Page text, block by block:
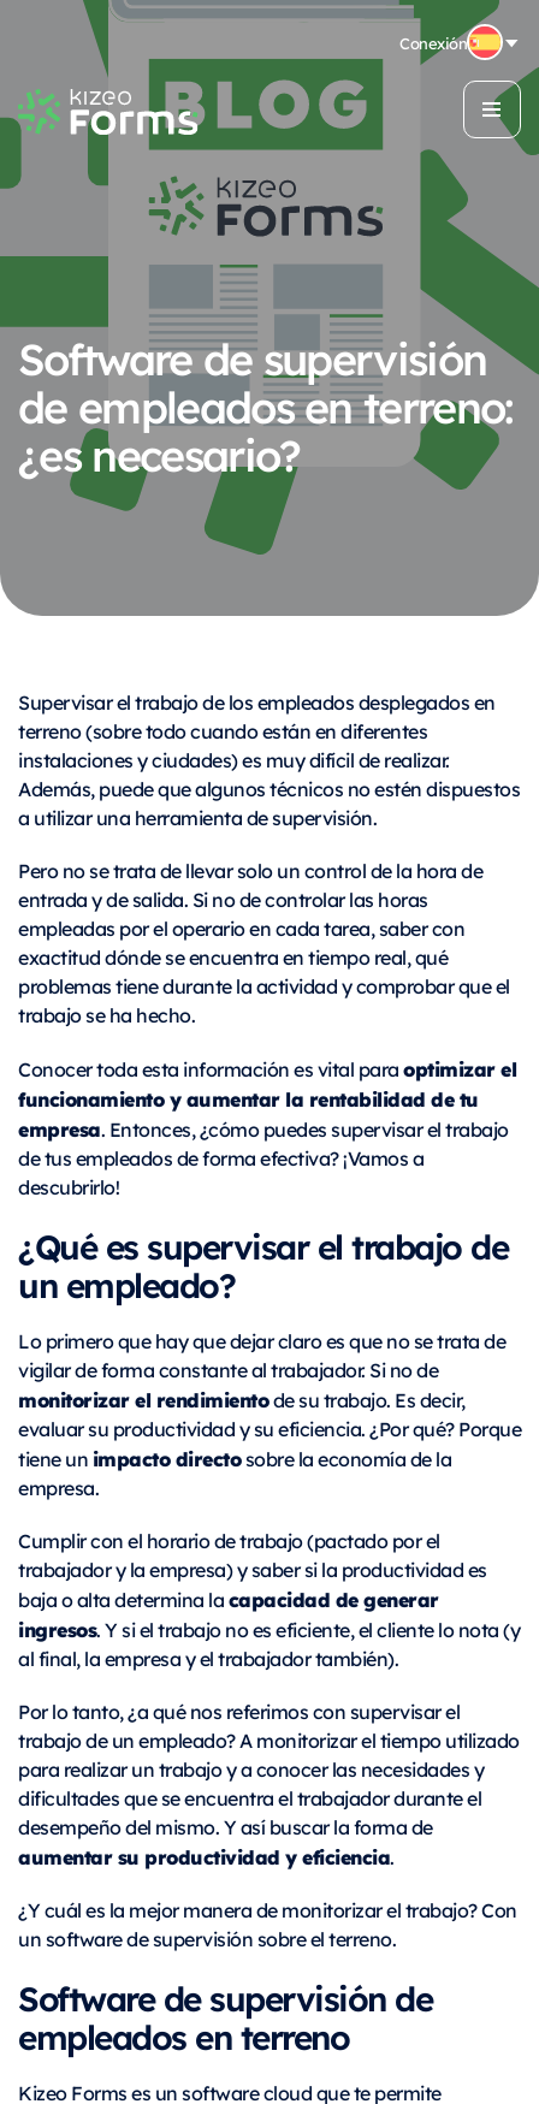
Conexión
Software de supervisión
de empleados en terreno:
¿es necesario?
Supervisar el trabajo de los empleados desplegados en
terreno (sobre todo cuando están en diferentes
instalaciones y ciudades) es muy difícil de realizar.
Además, puede que algunos técnicos no estén dispuestos
a utilizar una herramienta de supervisión.
Pero no se trata de llevar solo un control de la hora de
entrada y de salida. Si no de controlar las horas
empleadas por el operario en cada tarea, saber con
exactitud dónde se encuentra en tiempo real, qué
problemas tiene durante la actividad y comprobar que el
trabajo se ha hecho.
Conocer toda esta información es vital paraoptimizar el
funcionamiento y aumentar la rentabilidad de tu
empresa. Entonces, ¿cómo puedes supervisar el trabajo
de tus empleados de forma efectiva? ¡Vamos a
descubrirlo!
¿Qué es supervisar el trabajo de
un empleado?
Lo primero que hay que dejar claro es que no se trata de
vigilar de forma constante al trabajador. Si no de
monitorizar el rendimientode su trabajo. Es decir,
evaluar su productividad y su eficiencia. ¿Por qué? Porque
tiene un impacto directosobre la economía de la
empresa.
Cumplir con el horario de trabajo (pactado por el
trabajador y la empresa) y saber si la productividad es
baja o alta determina lacapacidad de generar
ingresos. Y si el trabajo no es eficiente, el cliente lo nota (y
al final, la empresa y el trabajador también).
Por lo tanto, ¿a qué nos referimos con supervisar el
trabajo de un empleado? A monitorizar el tiempo utilizado
para realizar un trabajo y a conocer las necesidades y
dificultades que se encuentra el trabajador durante el
desempeño del mismo. Y así buscar la forma de
aumentar su productividad y eficiencia.
¿Y cuál es la mejor manera de monitorizar el trabajo? Con
un software de supervisión sobre el terreno.
Software de supervisión de
empleados en terreno
Kizeo Forms es un software cloud que te permite